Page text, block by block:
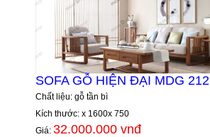
SOFA GỖ HIỆN ĐẠI MDG 212
Chất liệu: gỗ tần bì
Kích thước: x 1600x 750
Giá: 32.000.000 vnđ